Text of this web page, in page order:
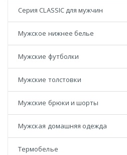
Серия CLASSIC для мужчин
Мужское нижнее белье
Мужские футболки
Мужские толстовки
Мужские брюки и шорты
Мужская домашняя одежда
Термобелье